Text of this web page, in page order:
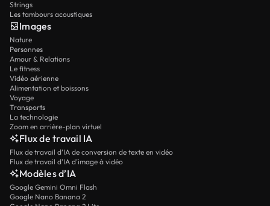
Strings
Les tambours acoustiques
Images
Nature
Personnes
Amour & Relations
Le fitness
Vidéo aérienne
Alimentation et boissons
Voyage
Transports
La technologie
Zoom en arrière-plan virtuel
Flux de travail IA
Flux de travail d’IA de conversion de texte en vidéo
Flux de travail d’IA d’image à vidéo
Modèles d’IA
Google Gemini Omni Flash
Google Nano Banana 2